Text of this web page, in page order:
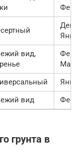
вид,
Март
вид
грунта в